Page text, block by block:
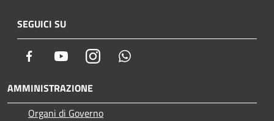
SEGUICI SU
Facebook YoutubeInstagram
AMMINISTRAZIONE
Organi di Governo